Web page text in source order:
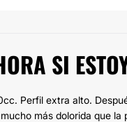
SI
Perfil extra alto.
más dolorida que